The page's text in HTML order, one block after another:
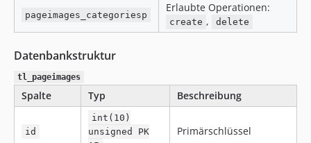
pageimages_categoriesp
Erlaubte Operationen:
create , delete
Datenbankstruktur
tl_pageimages
Spalte Typ Beschreibung
id
int(10)
unsigned PK
Primärschlüssel